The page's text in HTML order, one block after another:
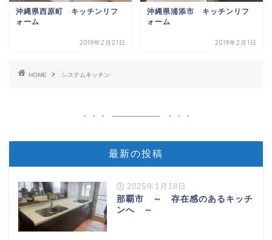
沖縄県西原町 キッチンリフ
ォーム
2019年2月21日
沖縄県浦添市 キッチンリフ
ォーム
2019年2月1日
HOME システムキッチン
最新の投稿
2025年1月18日
那覇市 ～ 存在感のあるキッチ
ンへ ～